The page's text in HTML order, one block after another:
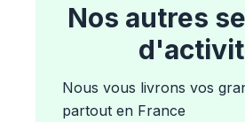
Nos autres
Nous vous livrons vos
partout en France